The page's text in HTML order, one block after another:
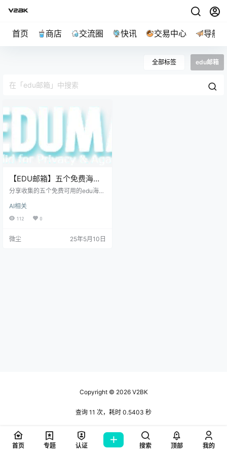
首页 商店 交流圈 快讯 交易中心 导航
全部标签 edu邮箱
【EDU邮箱】五个免费海外
edu教育邮箱
分享收集的五个免费可用的edu海外
AI相关
112 0
微尘 25年5月10日
Copyright © 2026V2BK
查询 11 次，耗时 0.5403 秒
首页 专题 认证 搜索 顶部 我的